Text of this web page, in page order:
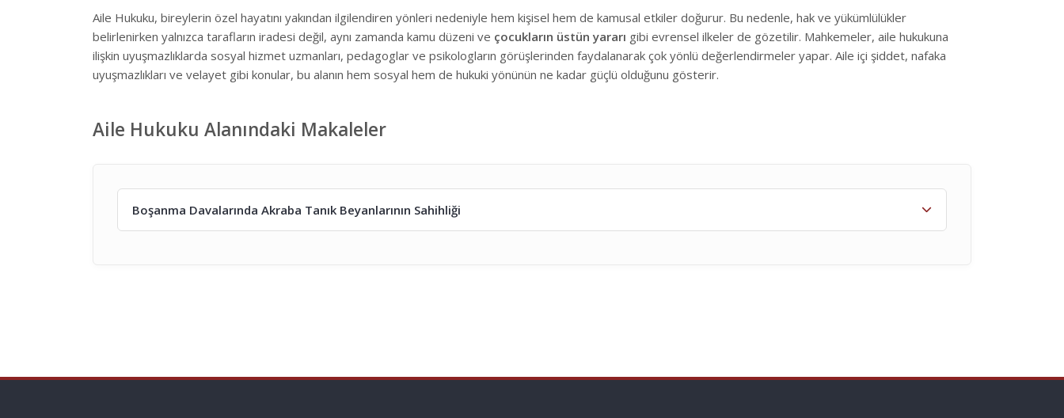
Aile Hukuku, bireylerin özel hayatını yakından ilgilendiren yönleri nedeniyle hem kişisel hem de kamusal etkiler doğurur. Bu nedenle, hak ve yükümlülükler
belirlenirken yalnızca tarafların iradesi değil, aynı zamanda kamu düzeni ve çocukların üstün yararı gibi evrensel ilkeler de gözetilir. Mahkemeler, aile hukukuna
ilişkin uyuşmazlıklarda sosyal hizmet uzmanları, pedagoglar ve psikologların görüşlerinden faydalanarak çok yönlü değerlendirmeler yapar. Aile içi şiddet, nafaka
uyuşmazlıkları ve velayet gibi konular, bu alanın hem sosyal hem de hukuki yönünün ne kadar güçlü olduğunu gösterir.
Aile Hukuku Alanındaki Makaleler
Boşanma Davalarında Akraba Tanık Beyanlarının Sahihliği